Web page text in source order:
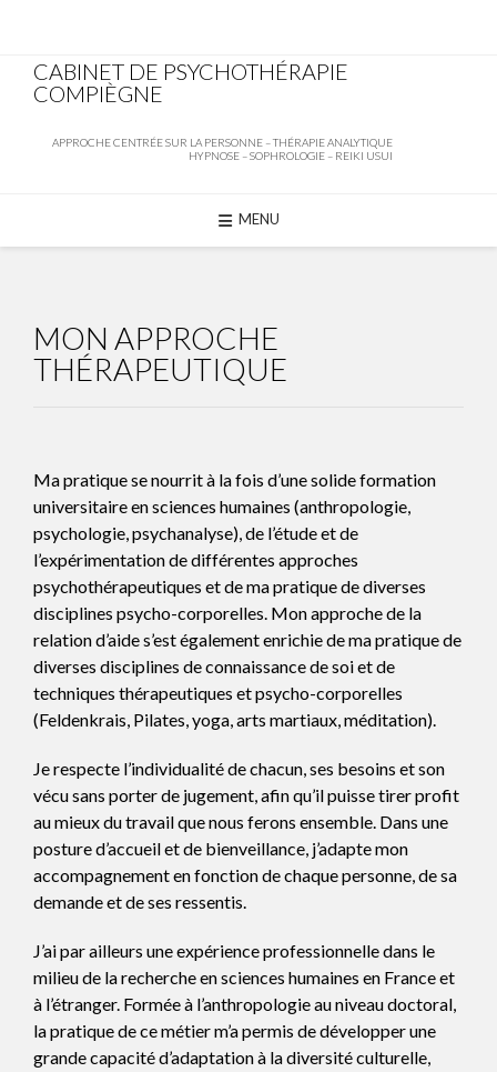
content
CABINET DE PSYCHOTHÉRAPIE
COMPIÈGNE
APPROCHE CENTRÉE SUR LA PERSONNE – THÉRAPIE ANALYTIQUE
HYPNOSE – SOPHROLOGIE – REIKI USUI
MENU
MON APPROCHE
THÉRAPEUTIQUE
Ma pratique se nourrit à la fois d’une solide formation
universitaire en sciences humaines (anthropologie,
psychologie, psychanalyse), de l’étude et de
l’expérimentation de différentes approches
psychothérapeutiques et de ma pratique de diverses
disciplines psycho-corporelles. Mon approche de la
relation d’aide s’est également enrichie de ma pratique de
diverses disciplines de connaissance de soi et de
techniques thérapeutiques et psycho-corporelles
(Feldenkrais, Pilates, yoga, arts martiaux, méditation).
Je respecte l’individualité de chacun, ses besoins et son
vécu sans porter de jugement, afin qu’il puisse tirer profit
au mieux du travail que nous ferons ensemble. Dans une
posture d’accueil et de bienveillance, j’adapte mon
accompagnement en fonction de chaque personne, de sa
demande et de ses ressentis.
J’ai par ailleurs une expérience professionnelle dans le
milieu de la recherche en sciences humaines en France et
à l’étranger. Formée à l’anthropologie au niveau doctoral,
la pratique de ce métier m’a permis de développer une
grande capacité d’adaptation à la diversité culturelle,